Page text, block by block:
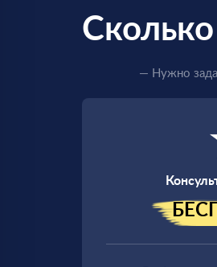
— Нужно